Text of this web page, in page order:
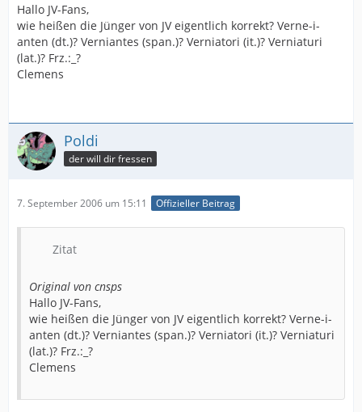
Hallo JV-Fans,
wie heißen die Jünger von JV eigentlich korrekt? Verne-i-
anten (dt.)? Verniantes (span.)? Verniatori (it.)? Verniaturi
(lat.)? Frz.:_?
Clemens
Poldi
der will dir fressen
7. September 2006 um 15:11 Offizieller Beitrag
Zitat
Original von cnsps
Hallo JV-Fans,
wie heißen die Jünger von JV eigentlich korrekt? Verne-i-
anten (dt.)? Verniantes (span.)? Verniatori (it.)? Verniaturi
(lat.)? Frz.:_?
Clemens